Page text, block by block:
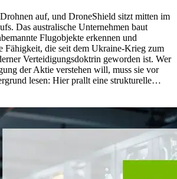
auf, und DroneShield sitzt mitten im
Das australische Unternehmen baut
Flugobjekte erkennen und
Fähigkeit, die seit dem Ukraine-Krieg zum
Verteidigungsdoktrin geworden ist. Wer
der Aktie verstehen will, muss sie vor
lesen: Hier prallt eine strukturelle…